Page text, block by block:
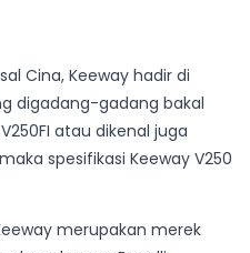
Cina, Keeway hadir di
digadang-gadang bakal
atau dikenal juga
spesifikasi Keeway V250
merupakan merek